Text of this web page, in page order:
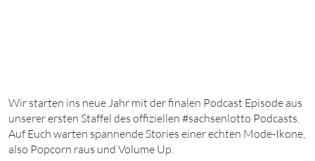
Wir starten ins neue Jahr mit der finalen Podcast Episode aus
unserer ersten Staffel des offiziellen #sachsenlotto Podcasts.
Auf Euch warten spannende Stories einer echten Mode-Ikone,
also Popcorn raus und Volume Up.